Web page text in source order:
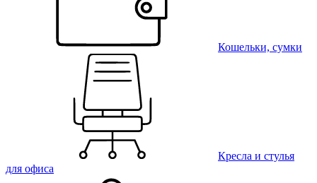
Кошельки, сумки
Кресла и стулья
для офиса